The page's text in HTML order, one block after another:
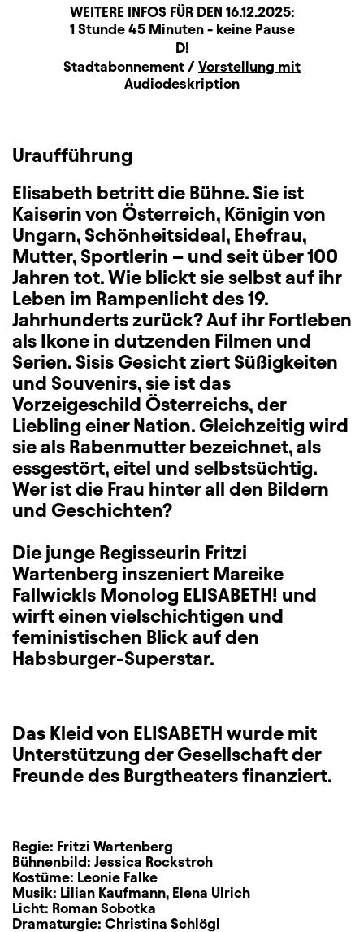
WEITERE INFOS FÜR DEN 16.12.2025:
BeschreibungInformation
Dauer und Pausen
1 Stunde 45 Minuten - keine Pause
D!
Zusatzinformation
Stadtabonnement / Vorstellung mit
Audiodeskription
Uraufführung
Elisabeth betritt die Bühne. Sie ist
Kaiserin von Österreich, Königin von
Ungarn, Schönheitsideal, Ehefrau,
Mutter, Sportlerin – und seit über 100
Jahren tot. Wie blickt sie selbst auf ihr
Leben im Rampenlicht des 19.
Jahrhunderts zurück? Auf ihr Fortleben
als Ikone in dutzenden Filmen und
Serien. Sisis Gesicht ziert Süßigkeiten
und Souvenirs, sie ist das
Vorzeigeschild Österreichs, der
Liebling einer Nation. Gleichzeitig wird
sie als Rabenmutter bezeichnet, als
essgestört, eitel und selbstsüchtig.
Wer ist die Frau hinter all den Bildern
und Geschichten?
Die junge Regisseurin Fritzi
Wartenberg inszeniert Mareike
Fallwickls Monolog ELISABETH! und
wirft einen vielschichtigen und
feministischen Blick auf den
Habsburger-Superstar.
Das Kleid von ELISABETH wurde mit
Unterstützung der Gesellschaft der
Freunde des Burgtheaters finanziert.
Regie: Fritzi Wartenberg
Bühnenbild: Jessica Rockstroh
Kostüme: Leonie Falke
Musik: Lilian Kaufmann, Elena Ulrich
Licht: Roman Sobotka
Dramaturgie: Christina Schlögl